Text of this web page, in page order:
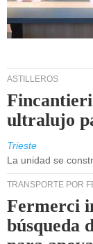
ASTILLEROS
ultralujo
Trieste
La unidad se
TRANSPORTE POR
Fermerci
búsqueda